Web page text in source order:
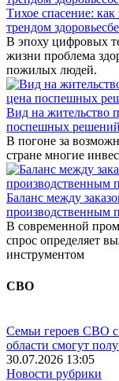
Тихое спасение:
трендом
В эпоху цифровых
жизни проблема
пожилых людей.
Вид на жительство
поспешных решений
В погоне за
стране многие
Баланс между
производственным
В современной
спрос определяет
инструментом
СВО
Семьи героев СВО с
области смогут
30.07.2026 13:05
Новости рубрики